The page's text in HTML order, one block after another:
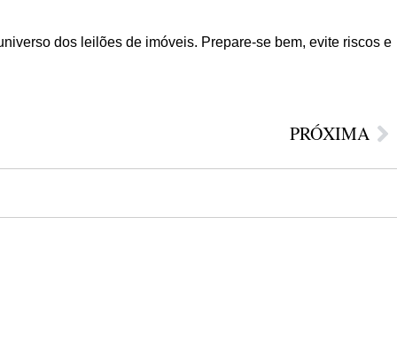
dos leilões de imóveis. Prepare-se bem, evite riscos e
PRÓXIMA